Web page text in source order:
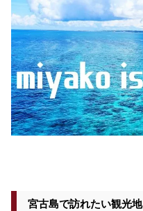
宮古島で訪れたい観光地